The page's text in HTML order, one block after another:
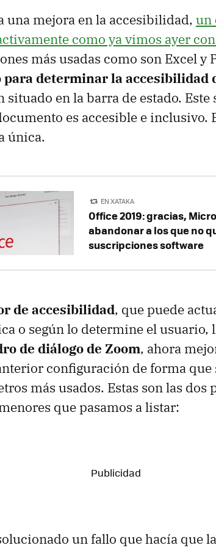
una mejora en la accesibilidad, un
como ya vimos ayer
más usadas como son Excel y
para determinar la accesibilidad
en la barra de estado. Este
es accesible e inclusivo.
única.
EN XATAKA
Office 2019: gracias,
abandonar a los que no
suscripciones software
de accesibilidad, que puede
o según lo determine el usuario,
de diálogo de Zoom, ahora
configuración de forma
más usados. Estas son las
que pasamos a listar:
un fallo que hacía que